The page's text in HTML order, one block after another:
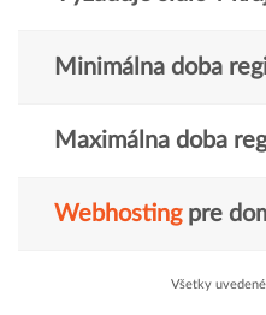
Minimálna doba
Maximálna doba
Webhostingpre
Všetky